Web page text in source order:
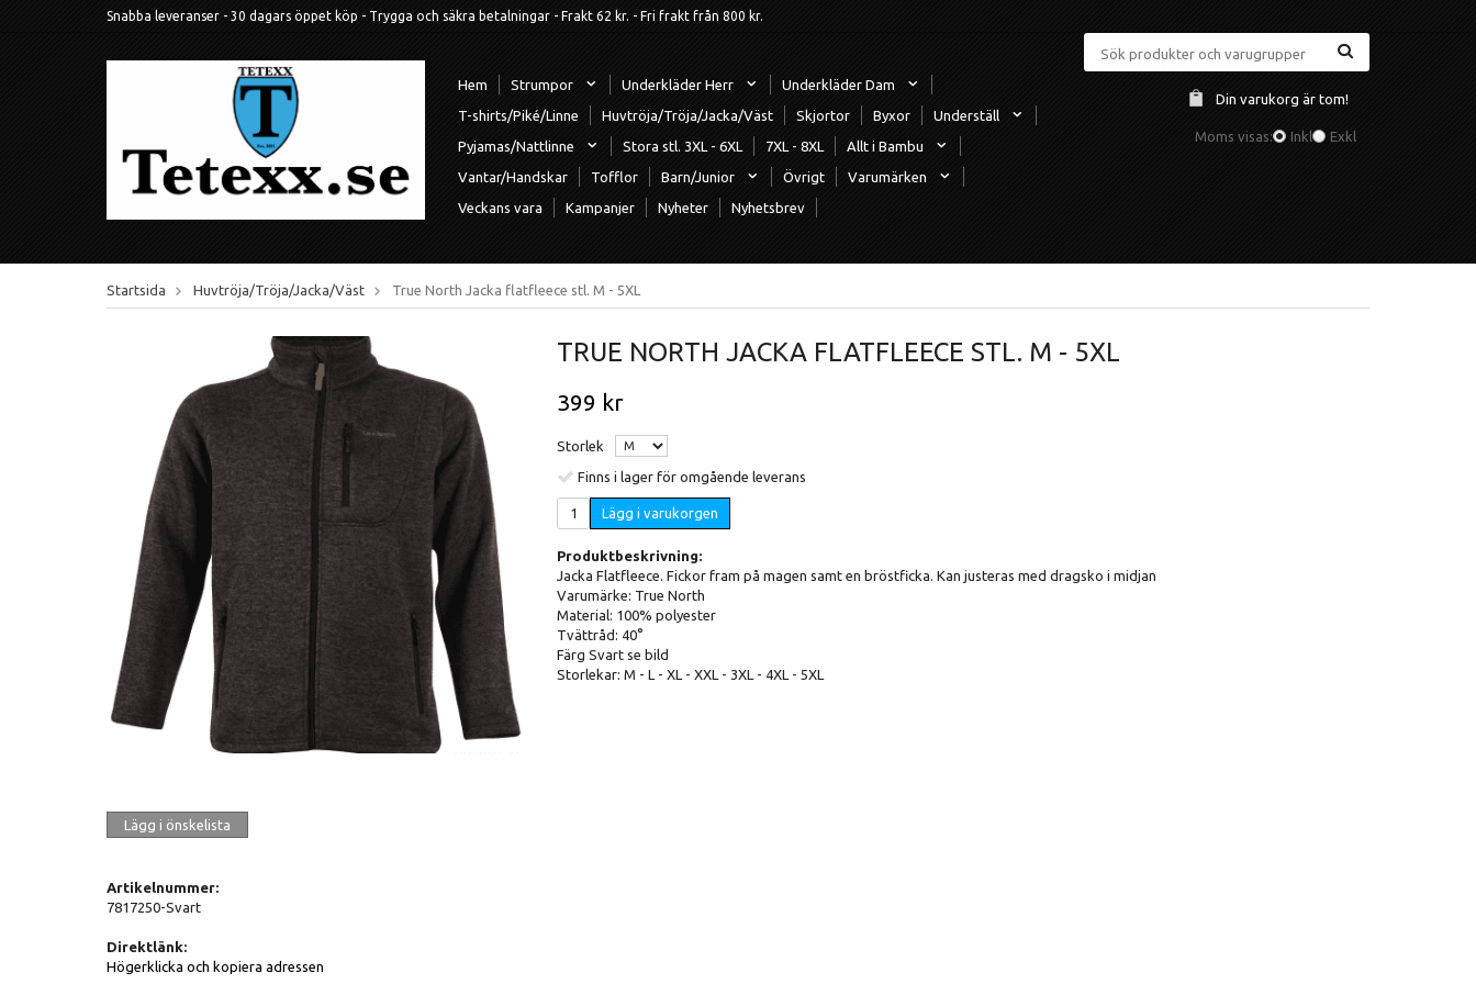
Snabba leveranser - 30 dagars öppet köp - Trygga och säkra betalningar - Frakt 62 kr. - Fri frakt från 800 kr.
Hem Strumpor Underkläder Herr
Underkläder Dam
T-shirts/Piké/Linne
Huvtröja/Tröja/Jacka/Väst Skjortor Byxor
Underställ
Pyjamas/Nattlinne
Stora stl. 3XL - 6XL 7XL - 8XL
Allt i Bambu
Vantar/Handskar
Tofflor Barn/Junior Övrigt
Varumärken
Veckans vara
Kampanjer Nyheter Nyhetsbrev
Din varukorg är tom!
Moms visas: Inkl Exkl
Startsida Huvtröja/Tröja/Jacka/Väst True North Jacka flatfleece stl. M - 5XL
TRUE NORTH JACKA FLATFLEECE STL. M - 5XL
399 kr
Storlek
Finns i lager för omgående leverans
Lägg i varukorgen
Produktbeskrivning:
Jacka Flatfleece. Fickor fram på magen samt en bröstficka. Kan justeras med dragsko i midjan
Varumärke: True North
Material: 100% polyester
Tvättråd: 40°
Färg Svart se bild
Storlekar: M - L - XL - XXL - 3XL - 4XL - 5XL
Lägg i önskelista
Artikelnummer:
7817250-Svart
Direktlänk:
Högerklicka och kopiera adressen